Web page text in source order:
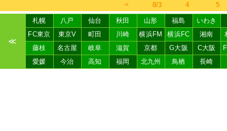
＜ 8/3 4 5
≪
札幌 八戸 仙台 秋田 山形 福島
いわき
FC東京
東京V 町田 川崎 横浜FM 横浜FC 湘南
藤枝
名古屋 岐阜 滋賀 京都 G大阪 C大阪
愛媛
今治 高知 福岡 北九州 鳥栖 長崎